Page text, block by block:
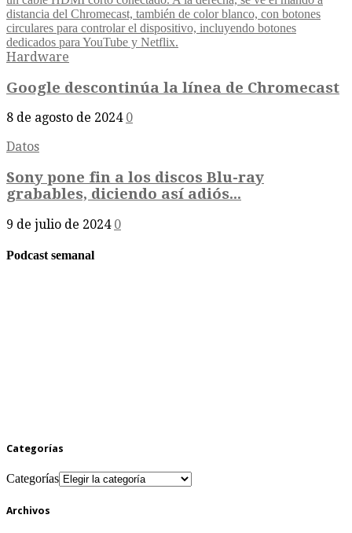
Hardware
Google descontinúa la línea de Chromecast
8 de agosto de 2024 0
Datos
Sony pone fin a los discos Blu-ray
grabables, diciendo así adiós...
9 de julio de 2024 0
Podcast semanal
Categorías
Categorías
Archivos